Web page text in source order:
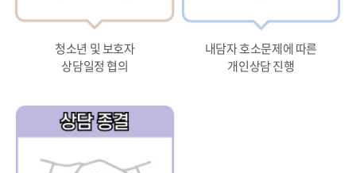
청소년 및 보호자
상담일정 협의
내담자 호소문제에 따른
개인상담 진행